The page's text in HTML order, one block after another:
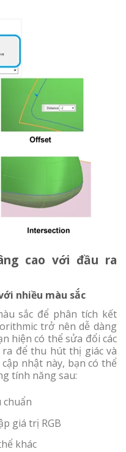
cao với đầu ra
nhiều màu sắc
sắc để phân tích kết
trở nên dễ dàng
hiện có thể sửa đổi các
ra để thu hút thị giác và
nhật này, bạn có thể
tính năng sau:
giá trị RGB
khác